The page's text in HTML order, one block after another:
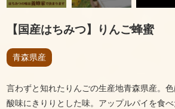
【国産はちみつ】りんご蜂蜜
青森県産
言わずと知れたりんごの生産地青森県産。
酸味にきりりとした味。アップルパイを食